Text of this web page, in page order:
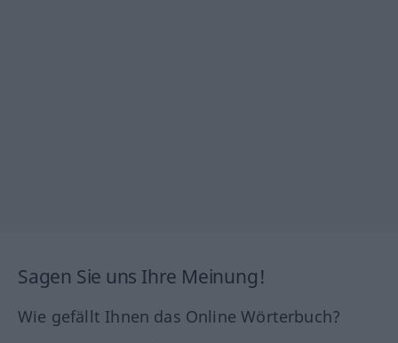
Sagen Sie uns Ihre Meinung!
Wie gefällt Ihnen das Online Wörterbuch?